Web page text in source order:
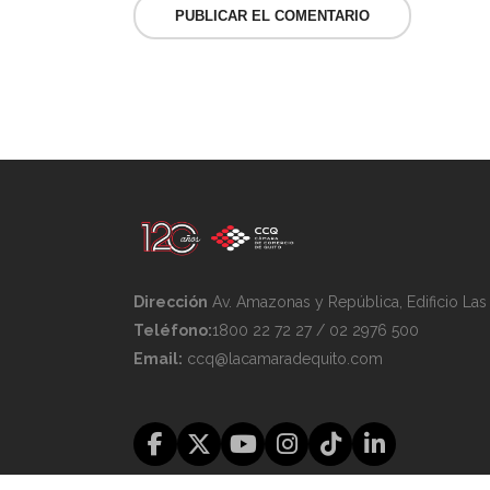
Dirección Av. Amazonas y República, Edificio Las
Teléfono:1800 22 72 27 / 02 2976 500
Email: ccq@lacamaradequito.com